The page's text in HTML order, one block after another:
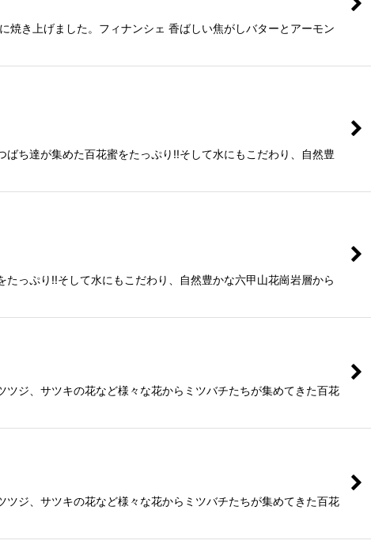
き上げました。フィナンシェ 香ばしい焦がしバターとアーモン
ち達が集めた百花蜜をたっぷり!!そして水にもこだわり、自然豊
っぷり!!そして水にもこだわり、自然豊かな六甲山花崗岩層から
ジ、サツキの花など様々な花からミツバチたちが集めてきた百花
ジ、サツキの花など様々な花からミツバチたちが集めてきた百花